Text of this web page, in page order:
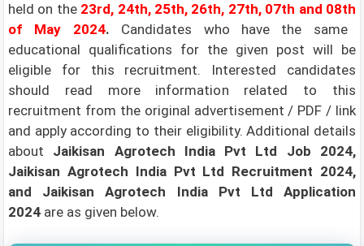
held on the 23rd, 24th, 25th, 26th, 27th, 07th and 08th
of May 2024. Candidates who have the same
educational qualifications for the given post will be
eligible for this recruitment. Interested candidates
should read more information related to this
recruitment from the original advertisement / PDF / link
and apply according to their eligibility.Additional details
about Jaikisan Agrotech India Pvt Ltd Job 2024,
Jaikisan Agrotech India Pvt Ltd Recruitment 2024,
and Jaikisan Agrotech India Pvt Ltd Application
2024 are as given below.